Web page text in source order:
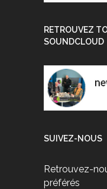
RETROUVEZ
SOUNDCLOUD
SUIVEZ-NOUS
Retrouvez-
préférés